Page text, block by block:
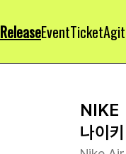
ReleaseEventTicketAgit
NIKE
나이